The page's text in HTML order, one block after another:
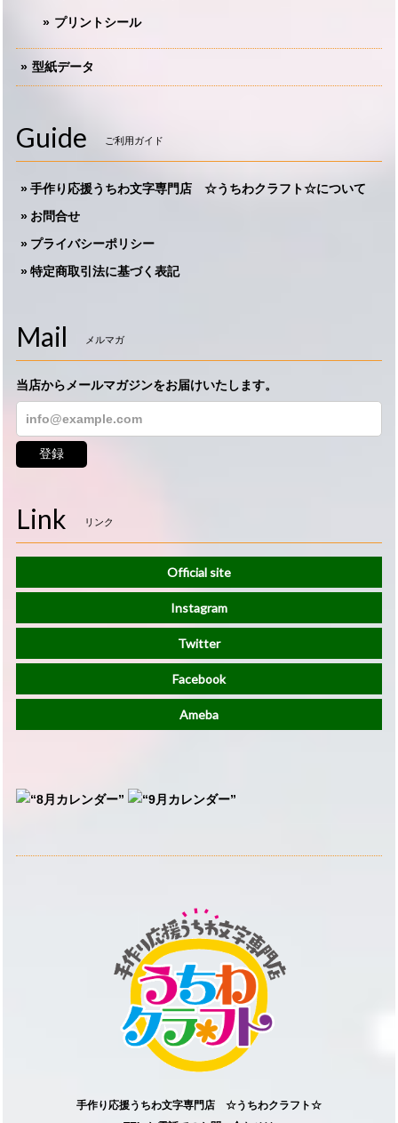
プリントシール
型紙データ
Guide ご利用ガイド
手作り応援うちわ文字専門店 ☆うちわクラフト☆について
お問合せ
プライバシーポリシー
特定商取引法に基づく表記
Mail メルマガ
当店からメールマガジンをお届けいたします。
登録
Link リンク
Official site
Instagram
Twitter
Facebook
Ameba
手作り応援うちわ文字専門店 ☆うちわクラフト☆